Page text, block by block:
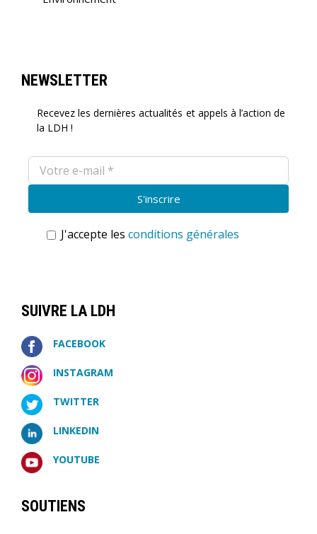
NEWSLETTER
Recevez les dernières actualités et appels à l’action de
la LDH !
J'accepte les conditions générales
SUIVRE LA LDH
FACEBOOK
INSTAGRAM
TWITTER
LINKEDIN
YOUTUBE
SOUTIENS